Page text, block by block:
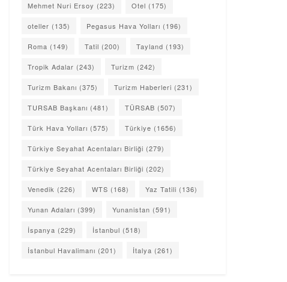
Mehmet Nuri Ersoy (223) Otel (175)
oteller (135) Pegasus Hava Yolları (196)
Roma (149) Tatil (200) Tayland (193)
Tropik Adalar (243) Turizm (242)
Turizm Bakanı (375) Turizm Haberleri (231)
TURSAB Başkanı (481) TÜRSAB (507)
Türk Hava Yolları (575) Türkiye (1656)
Türkiye Seyahat Acentaları Birliği (279)
Türkiye Seyahat Acentaları Birliği (202)
Venedik (226) WTS (168) Yaz Tatili (136)
Yunan Adaları (399) Yunanistan (591)
İspanya (229) İstanbul (518)
İstanbul Havalimanı (201) İtalya (261)